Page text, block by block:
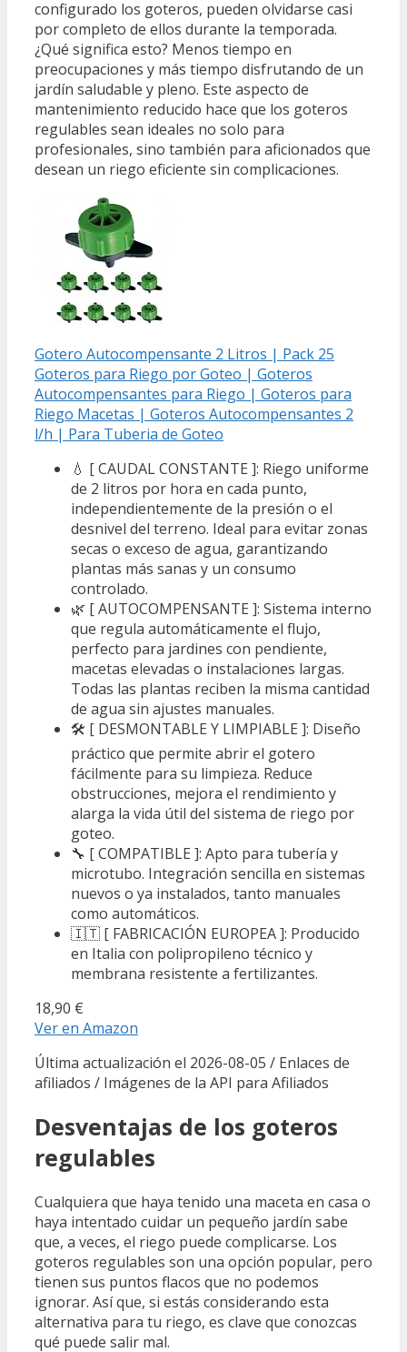
configurado los goteros, pueden olvidarse casi
por completo de ellos durante la temporada.
¿Qué significa esto? Menos tiempo en
preocupaciones y más tiempo disfrutando de un
jardín saludable y pleno. Este aspecto de
mantenimiento reducido hace que los goteros
regulables sean ideales no solo para
profesionales, sino también para aficionados que
desean un riego eficiente sin complicaciones.
Gotero Autocompensante 2 Litros | Pack 25
Goteros para Riego por Goteo | Goteros
Autocompensantes para Riego | Goteros para
Riego Macetas | Goteros Autocompensantes 2
l/h | Para Tuberia de Goteo
💧 [ CAUDAL CONSTANTE ]: Riego uniforme
de 2 litros por hora en cada punto,
independientemente de la presión o el
desnivel del terreno. Ideal para evitar zonas
secas o exceso de agua, garantizando
plantas más sanas y un consumo
controlado.
🌿 [ AUTOCOMPENSANTE ]: Sistema interno
que regula automáticamente el flujo,
perfecto para jardines con pendiente,
macetas elevadas o instalaciones largas.
Todas las plantas reciben la misma cantidad
de agua sin ajustes manuales.
🛠️ [ DESMONTABLE Y LIMPIABLE ]: Diseño
práctico que permite abrir el gotero
fácilmente para su limpieza. Reduce
obstrucciones, mejora el rendimiento y
alarga la vida útil del sistema de riego por
goteo.
🔧 [ COMPATIBLE ]: Apto para tubería y
microtubo. Integración sencilla en sistemas
nuevos o ya instalados, tanto manuales
como automáticos.
🇮🇹 [ FABRICACIÓN EUROPEA ]: Producido
en Italia con polipropileno técnico y
membrana resistente a fertilizantes.
18,90 €
Ver en Amazon
Última actualización el 2026-08-05 / Enlaces de
afiliados / Imágenes de la API para Afiliados
Desventajas de los goteros
regulables
Cualquiera que haya tenido una maceta en casa o
haya intentado cuidar un pequeño jardín sabe
que, a veces, el riego puede complicarse. Los
goteros regulables son una opción popular, pero
tienen sus puntos flacos que no podemos
ignorar. Así que, si estás considerando esta
alternativa para tu riego, es clave que conozcas
qué puede salir mal.